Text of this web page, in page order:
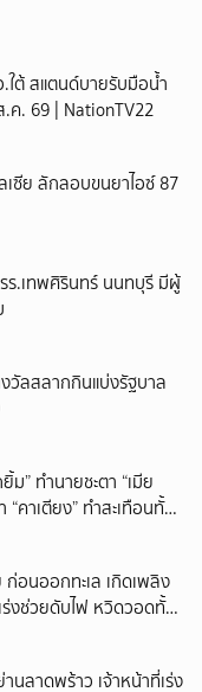
ต้ สแตนด์บายรับมือน้ำ
ค. 69 | NationTV22
เซีย ลักลอบขนยาไอซ์ 87
ร.เทพศิรินทร์ นนทบุรี มีผู้
วัลสลากกินแบ่งรัฐบาล
ม” ทำนายชะตา “เมีย
คาเตียง” ทำสะเทือนทั้ง
ก่อนออกทะเล เกิดเพลิง
ร่งช่วยดับไฟ หวิดวอดทั้ง
งขลา
นลาดพร้าว เจ้าหน้าที่เร่ง